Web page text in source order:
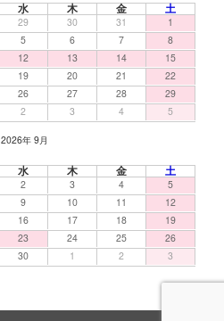
水 木 金 土
29 30 31
1
5 6 7
8
12 13 14
15
19 20 21
22
26 27 28
29
2 3 4 5
2026年 9月
水 木 金 土
2 3 4
5
9 10 11
12
16 17 18
19
23 24 25
26
30 1 2 3